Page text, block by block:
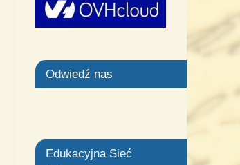
Odwiedź nas
Edukacyjna Sieć